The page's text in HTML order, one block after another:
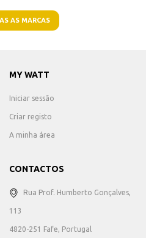
AS MARCAS
MY WATT
Iniciar sessão
Criar registo
A minha área
CONTACTOS
Rua Prof. Humberto Gonçalves,
113
4820-251 Fafe, Portugal